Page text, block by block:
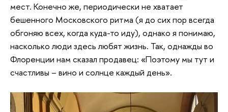
мест. Конечно же, периодически не хватает
бешенного Московского ритма (я до сих пор всегда
обгоняю всех, когда куда-то иду), однако я понимаю,
насколько люди здесь любят жизнь. Так, однажды во
Флоренции нам сказал продавец: «Поэтому мы тут и
счастливы – вино и солнце каждый день».